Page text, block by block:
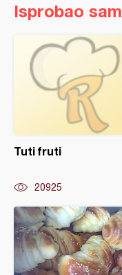
Isprobao sam
Tuti fruti
20925